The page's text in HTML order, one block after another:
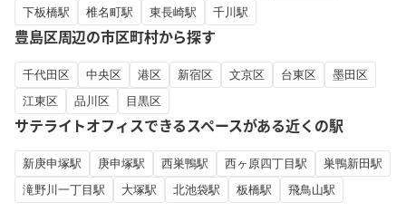
下板橋駅
椎名町駅 東長崎駅 千川駅
豊島区周辺の市区町村から探す
千代田区 中央区 港区 新宿区 文京区 台東区
墨田区
江東区
品川区 目黒区
サテライトオフィスできるスペースがある近くの駅
新庚申塚駅 庚申塚駅 西巣鴨駅 西ヶ原四丁目駅
巣鴨新田駅
滝野川一丁目駅
大塚駅 北池袋駅 板橋駅 飛鳥山駅